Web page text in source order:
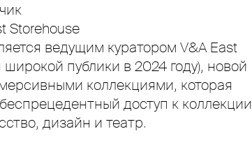
Storehouse
ведущим куратором V&A East
широкой публики в 2024 году), новой
коллекциями, которая
доступ к коллекции
дизайн и театр.